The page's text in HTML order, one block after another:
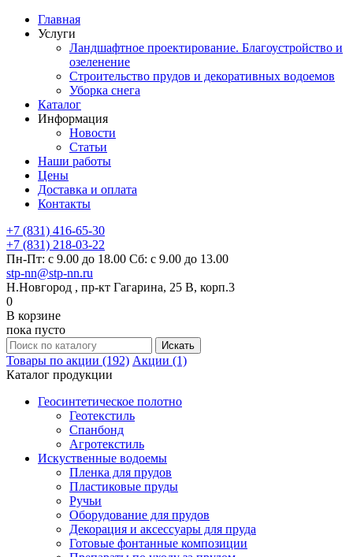
Главная
Услуги
Ландшафтное проектирование. Благоустройство и
озеленение
Строительство прудов и декоративных водоемов
Уборка снега
Каталог
Информация
Новости
Статьи
Наши работы
Цены
Доставка и оплата
Контакты
+7 (831) 416-65-30
+7 (831) 218-03-22
Пн-Пт: с 9.00 до 18.00 Сб: с 9.00 до 13.00
stp-nn@stp-nn.ru
Н.Новгород , пр-кт Гагарина, 25 В, корп.3
0
В корзине
пока пусто
Товары по акции (192) Акции (1)
Каталог продукции
Геосинтетическое полотно
Геотекстиль
Спанбонд
Агротекстиль
Искуственные водоемы
Пленка для прудов
Пластиковые пруды
Ручьи
Оборудование для прудов
Декорация и аксессуары для пруда
Готовые фонтанные композиции